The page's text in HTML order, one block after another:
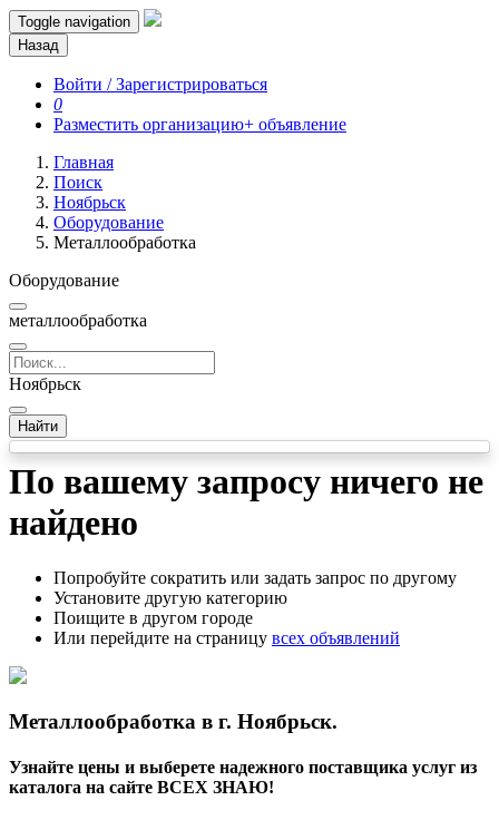
Toggle navigation
Назад
Войти / Зарегистрироваться
0
Разместить организацию+ объявление
Главная
Поиск
Ноябрьск
Оборудование
Металлообработка
Оборудование
металлообработка
Ноябрьск
Найти
По вашему запросу ничего не
найдено
Попробуйте сократить или задать запрос по другому
Установите другую категорию
Поищите в другом городе
Или перейдите на страницу всех объявлений
Металлообработка в г. Ноябрьск.
Узнайте цены и выберете надежного поставщика услуг из
каталога на сайте ВСЕХ ЗНАЮ!